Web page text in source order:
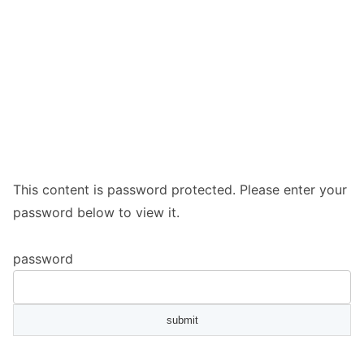
This content is password protected. Please enter your
password below to view it.
password